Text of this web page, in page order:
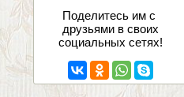
Поделитесь им с
друзьями в своих
социальных сетях!